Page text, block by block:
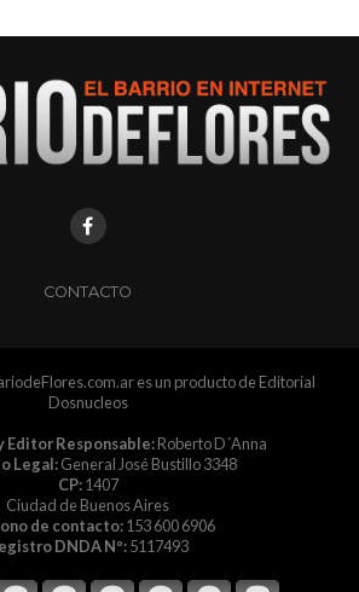
CONTACTO
es un producto de Editorial
Dosnucleos
Editor Responsable:Roberto D´Anna
Legal:General José Bustillo 3348
CP:1407
Ciudad de Buenos Aires
de contacto:153 600 6906
DNDA Nº:5117493